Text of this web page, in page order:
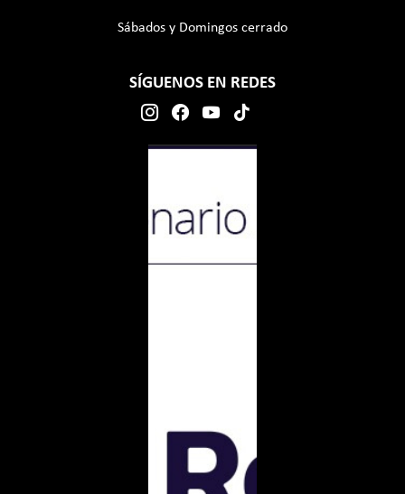
Sábados y Domingos cerrado
SÍGUENOS EN REDES